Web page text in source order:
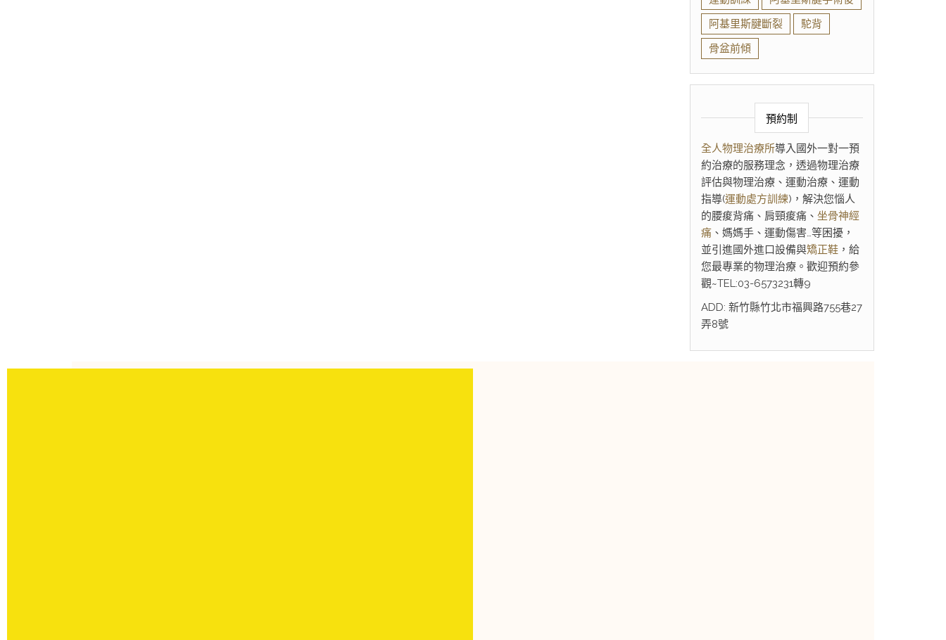
阿基里斯腱斷裂
駝背
骨盆前傾
預約制
全人物理治療所導入國外一對一預
約治療的服務理念，透過物理治療
評估與物理治療、運動治療、運動
指導(運動處方訓練)，解決您惱人
的腰痠背痛、肩頸痠痛、 坐骨神經
痛、媽媽手、運動傷害…等困擾，
並引進國外進口設備與矯正鞋，給
您最專業的物理治療。歡迎預約參
觀~TEL:03-6573231轉9
ADD: 新竹縣竹北市福興路755巷27
弄8號